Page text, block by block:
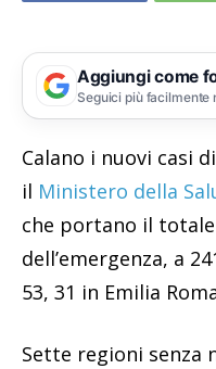
Aggiungi come
Seguici più facilmente
Calano i nuovi casi
il Ministero della
che portano il
dell’emergenza, a
53, 31 in Emilia
Sette regioni senza